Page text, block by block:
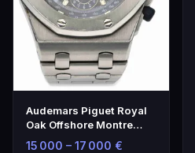
Audemars Piguet Royal
Oak Offshore Montre
Automatique
15 000 – 17 000 €